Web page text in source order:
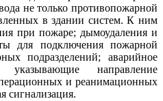
не только противопожарной
в здании систем. К ним
при пожаре; дымоудаления и
для подключения пожарной
подразделений; аварийное
указывающие направление
и реанимационных
сигнализация.